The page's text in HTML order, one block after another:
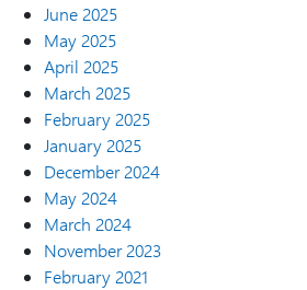
June 2025
May 2025
April 2025
March 2025
February 2025
January 2025
December 2024
May 2024
March 2024
November 2023
February 2021